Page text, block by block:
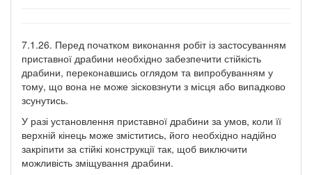
7.1.26. Перед початком виконання робіт із застосуванням
приставної драбини необхідно забезпечити стійкість
драбини, переконавшись оглядом та випробуванням у
тому, що вона не може зісковзнути з місця або випадково
зсунутись.
У разі установлення приставної драбини за умов, коли її
верхній кінець може зміститись, його необхідно надійно
закріпити за стійкі конструкції так, щоб виключити
можливість зміщування драбини.